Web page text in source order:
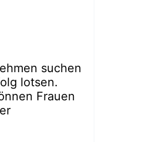
suchen
lotsen.
Frauen